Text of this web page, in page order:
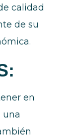
calidad
de su
en
una